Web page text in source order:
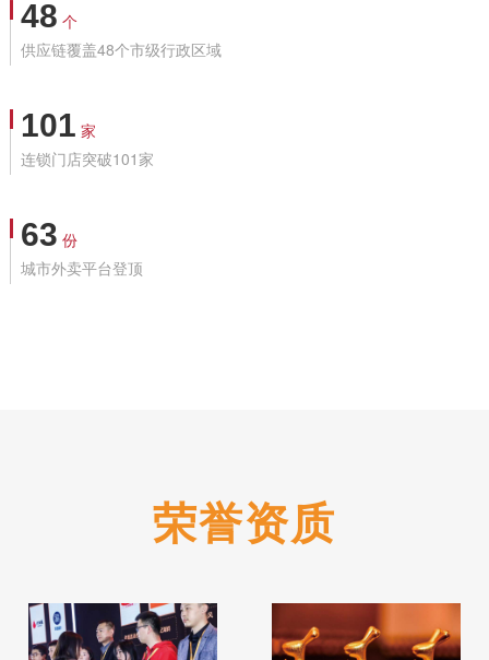
48 个
供应链覆盖48个市级行政区域
101 家
连锁门店突破101家
63 份
城市外卖平台登顶
荣誉资质